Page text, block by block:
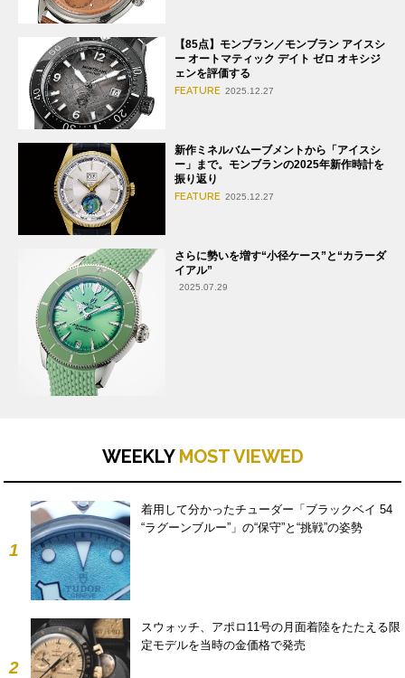
【85点】モンブラン／モンブラン アイスシ
ー オートマティック デイト ゼロ オキシジ
ェンを評価する
FEATURE 2025.12.27
新作ミネルバムーブメントから「アイスシ
ー」まで。モンブランの2025年新作時計を
振り返り
FEATURE 2025.12.27
さらに勢いを増す“小径ケース”と“カラーダ
イアル”
2025.07.29
WEEKLY MOST VIEWED
1
着用して分かったチューダー「ブラックベイ 54
“ラグーンブルー”」の“保守”と“挑戦”の姿勢
2
スウォッチ、アポロ11号の月面着陸をたたえる限
定モデルを当時の金価格で発売